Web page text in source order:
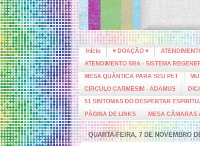
Início ♥ DOAÇÃO ♥
ATENDIMENTO SRA - SISTEMA
MESA QUÂNTICA PARA SEU PET
CIRCULO CARMESIM - ADAMUS
51 SINTOMAS DO DESPERTAR
PÁGINA DE LINKS
MESA CÂMARAS
QUARTA-FEIRA, 7 DE NOVEMBRO